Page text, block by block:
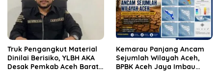
Truk Pengangkut Material
Dinilai Berisiko, YLBH AKA
Desak Pemkab Aceh Barat
Kemarau Panjang Ancam
Sejumlah Wilayah Aceh,
BPBK Aceh Jaya Imbau